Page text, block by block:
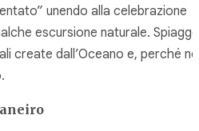
unendo alla celebrazione
escursione naturale. Spiagge
create dall’Oceano e, perché